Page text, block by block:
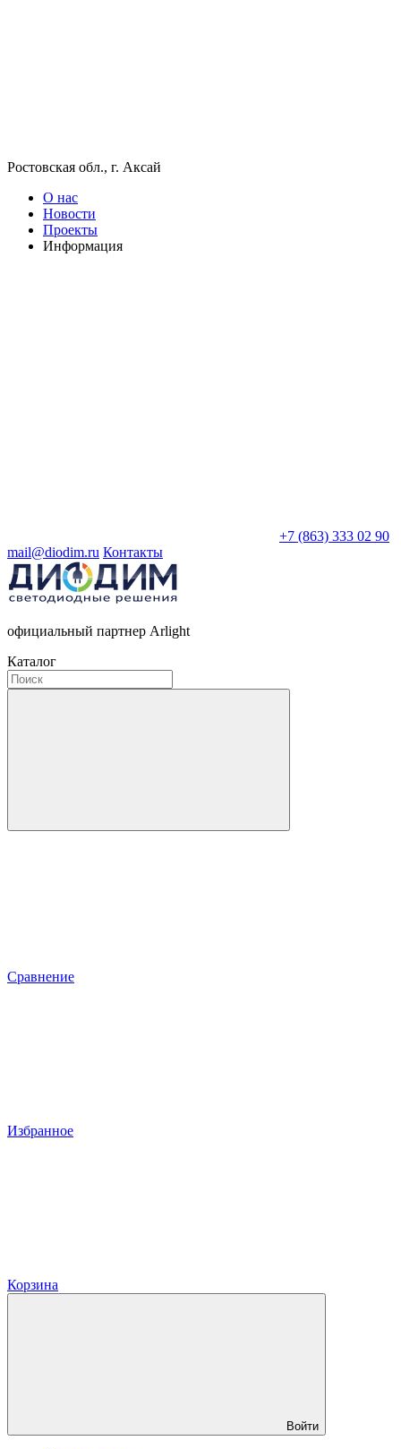
Ростовская обл., г. Аксай
О нас
Новости
Проекты
Информация
+7 (863) 333 02 90
mail@diodim.ru Контакты
официальный партнер Arlight
Каталог
Сравнение
Избранное
Корзина
Войти